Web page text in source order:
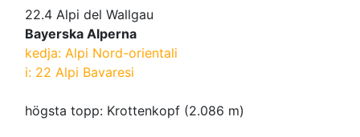
22.4 Alpi del Wallgau
Bayerska Alperna
kedja: Alpi Nord-orientali
i: 22 Alpi Bavaresi
högsta topp: Krottenkopf (2.086 m)